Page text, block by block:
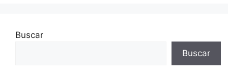
Buscar
Buscar